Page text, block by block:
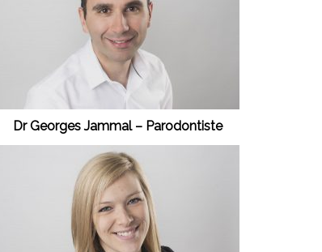
Dr Georges Jammal – Parodontiste